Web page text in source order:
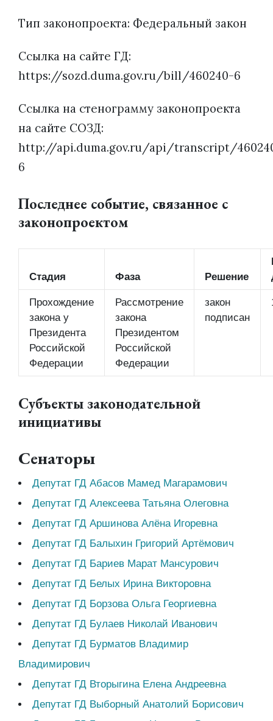
Тип законопроекта: Федеральный закон
Ссылка на сайте ГД:
https://sozd.duma.gov.ru/bill/460240-6
Ссылка на стенограмму законопроекта
на сайте СОЗД:
http://api.duma.gov.ru/api/transcript/
6
Последнее событие, связанное с
законопроектом
Стадия Фаза Решение
Прохождение
закона у
Президента
Российской
Федерации
Рассмотрение
закона
Президентом
Российской
Федерации
закон
подписан
Субъекты законодательной
инициативы
Сенаторы
Депутат ГД Абасов Мамед Магарамович
Депутат ГД Алексеева Татьяна Олеговна
Депутат ГД Аршинова Алёна Игоревна
Депутат ГД Балыхин Григорий Артёмович
Депутат ГД Бариев Марат Мансурович
Депутат ГД Белых Ирина Викторовна
Депутат ГД Борзова Ольга Георгиевна
Депутат ГД Булаев Николай Иванович
Депутат ГД Бурматов Владимир
Владимирович
Депутат ГД Вторыгина Елена Андреевна
Депутат ГД Выборный Анатолий Борисович